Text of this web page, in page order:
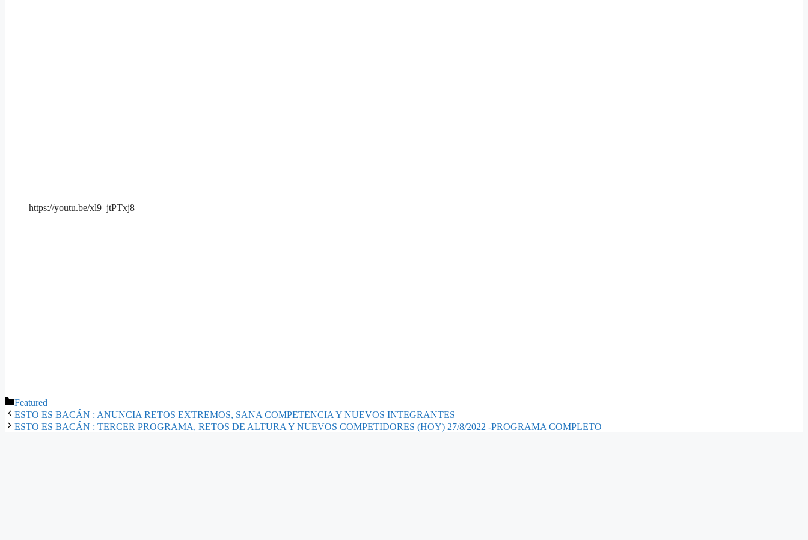
https://youtu.be/xl9_jtPTxj8
Categorías
Featured
ESTO ES BACÁN : ANUNCIA RETOS EXTREMOS, SANA COMPETENCIA Y NUEVOS INTEGRANTES
ESTO ES BACÁN : TERCER PROGRAMA, RETOS DE ALTURA Y NUEVOS COMPETIDORES (HOY) 27/8/2022 -PROGRAMA COMPLETO